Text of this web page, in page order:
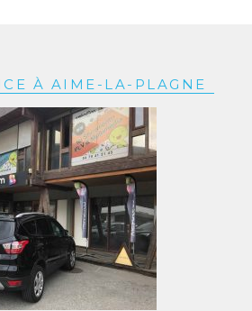
À AIME-LA-PLAGNE